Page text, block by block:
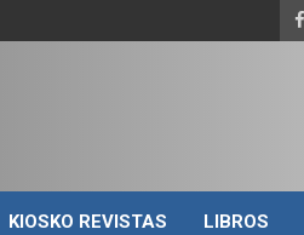
KIOSKO REVISTAS LIBROS